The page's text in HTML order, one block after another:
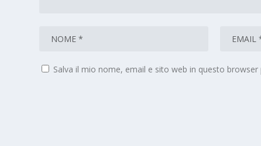
Salva il mio nome, email e sito web in questo